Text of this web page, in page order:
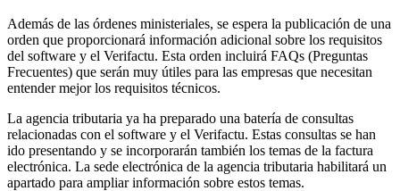
Además de las órdenes ministeriales, se espera la publicación de una
orden que proporcionará información adicional sobre los requisitos
del software y el Verifactu. Esta orden incluirá FAQs (Preguntas
Frecuentes) que serán muy útiles para las empresas que necesitan
entender mejor los requisitos técnicos.
La agencia tributaria ya ha preparado una batería de consultas
relacionadas con el software y el Verifactu. Estas consultas se han
ido presentando y se incorporarán también los temas de la factura
electrónica. La sede electrónica de la agencia tributaria habilitará un
apartado para ampliar información sobre estos temas.